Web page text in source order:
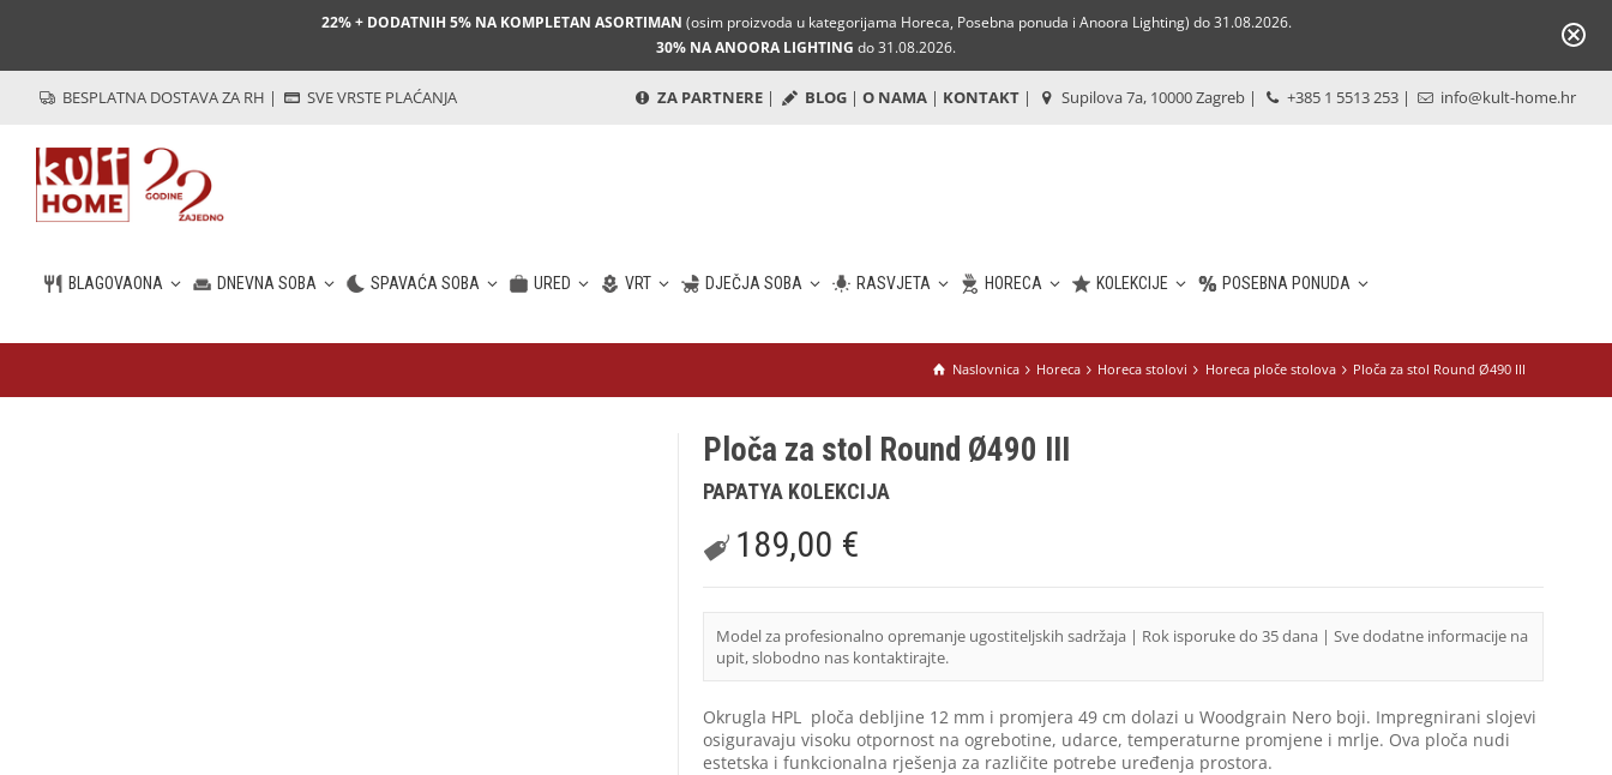
22% + DODATNIH 5% NA KOMPLETAN ASORTIMAN (osim proizvoda u kategorijama Horeca, Posebna ponuda i Anoora Lighting) do 31.08.2026.
30% NA ANOORA LIGHTING do 31.08.2026.
BESPLATNA DOSTAVA ZA RH | SVE VRSTE PLAĆANJA ZA PARTNERE | BLOG | O NAMA | KONTAKT | Supilova 7a, 10000 Zagreb | +385 1 5513 253 | info@kult-home.hr
BLAGOVAONA DNEVNA SOBA SPAVAĆA SOBA URED VRT DJEČJA SOBA RASVJETA HORECA KOLEKCIJE POSEBNA PONUDA
HR
Naslovnica Horeca Horeca stolovi Horeca ploče stolova Ploča za stol Round Ø490 III
Ploča za stol Round Ø490 III
PAPATYA KOLEKCIJA
189,00 €
Model za profesionalno opremanje ugostiteljskih sadržaja | Rok isporuke do 35 dana | Sve dodatne informacije na
upit, slobodno nas kontaktirajte.
Okrugla HPL ploča debljine 12 mm i promjera 49 cm dolazi u Woodgrain Nero boji. Impregnirani slojevi
osiguravaju visoku otpornost na ogrebotine, udarce, temperaturne promjene i mrlje. Ova ploča nudi
estetska i funkcionalna rješenja za različite potrebe uređenja prostora.